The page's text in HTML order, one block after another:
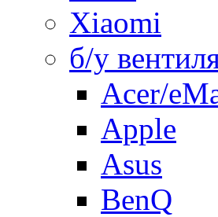
Xiaomi
б/у
Acer/
Apple
Asus
BenQ